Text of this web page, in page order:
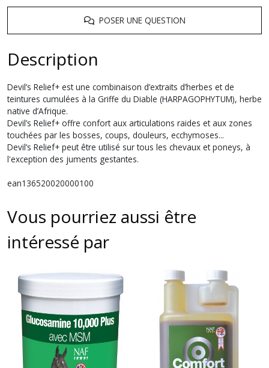
POSER UNE QUESTION
Description
Devil’s Relief+ est une combinaison d’extraits d’herbes et de
teintures cumulées à la Griffe du Diable (HARPAGOPHYTUM), herbe
native d’Afrique.
Devil’s Relief+ offre confort aux articulations raides et aux zones
touchées par les bosses, coups, douleurs, ecchymoses...
Devil’s Relief+ peut être utilisé sur tous les chevaux et poneys, à
l'exception des juments gestantes.
ean136520020000100
Vous pourriez aussi être
intéressé par